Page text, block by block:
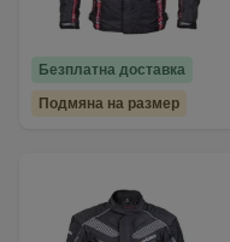
Безплатна доставка
Подмяна на размер